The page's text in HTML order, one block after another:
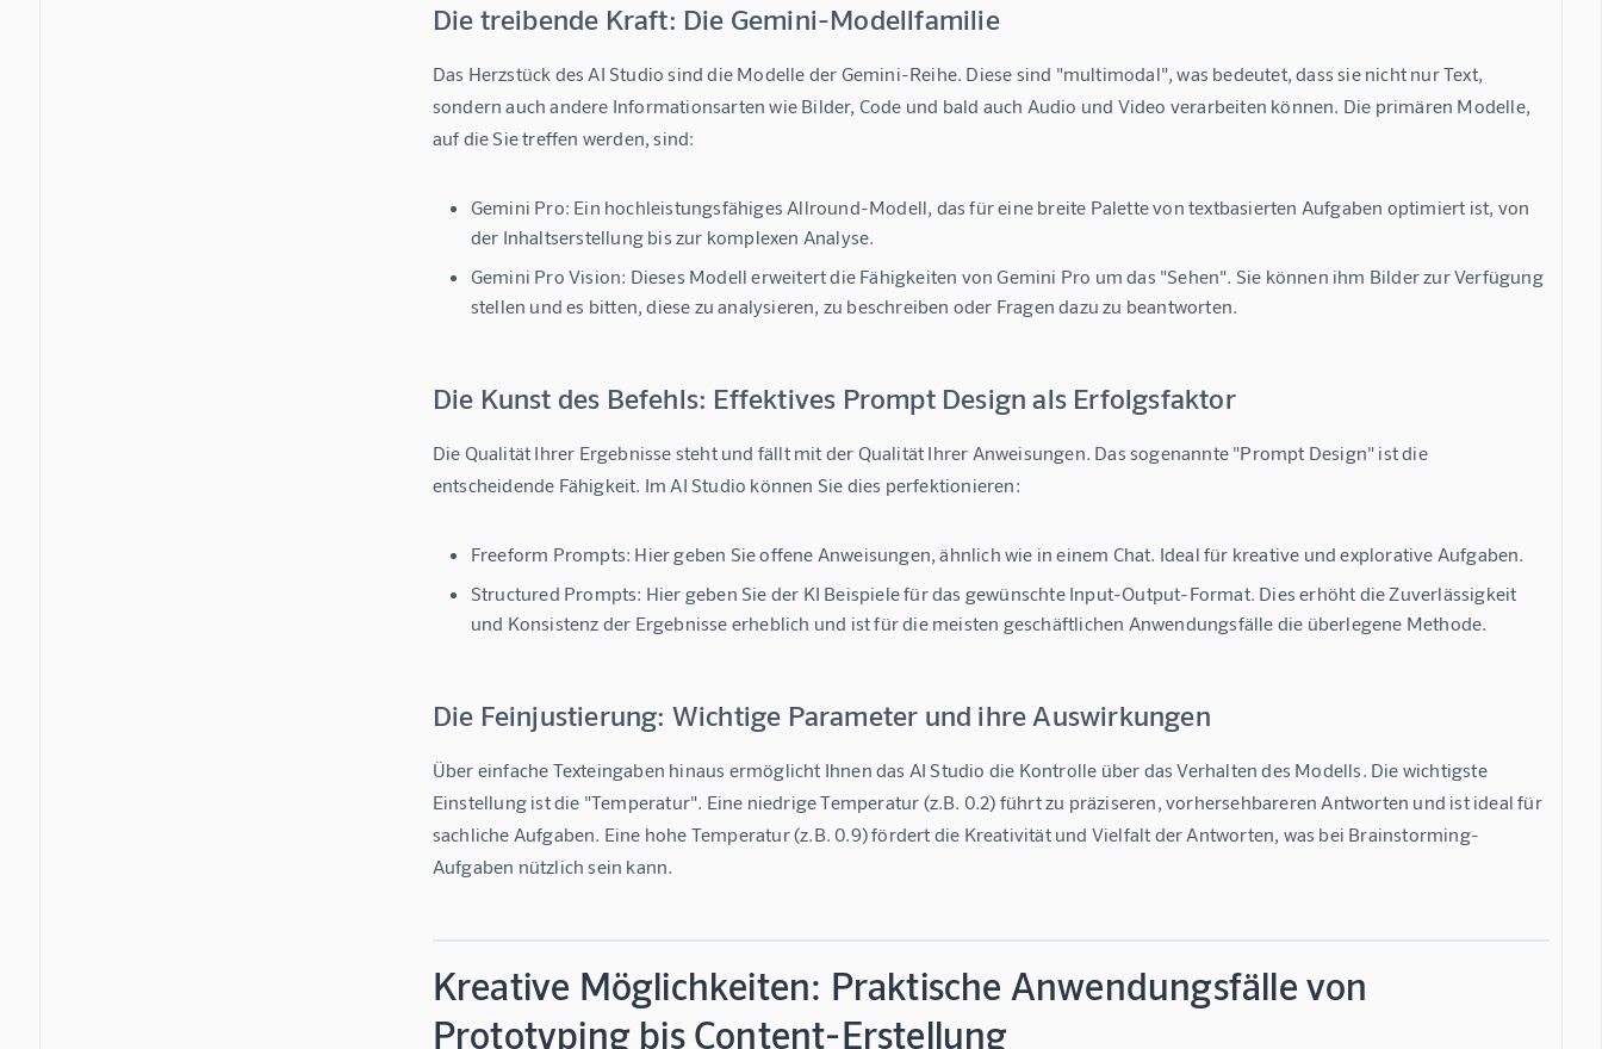
Die treibende Kraft: Die Gemini-Modellfamilie
Das Herzstück des AI Studio sind die Modelle der Gemini-Reihe. Diese sind "multimodal", was bedeutet, dass sie nicht nur Text,
sondern auch andere Informationsarten wie Bilder, Code und bald auch Audio und Video verarbeiten können. Die primären Modelle,
auf die Sie treffen werden, sind:
Gemini Pro: Ein hochleistungsfähiges Allround-Modell, das für eine breite Palette von textbasierten Aufgaben optimiert ist, von
der Inhaltserstellung bis zur komplexen Analyse.
Gemini Pro Vision: Dieses Modell erweitert die Fähigkeiten von Gemini Pro um das "Sehen". Sie können ihm Bilder zur Verfügung
stellen und es bitten, diese zu analysieren, zu beschreiben oder Fragen dazu zu beantworten.
Die Kunst des Befehls: Effektives Prompt Design als Erfolgsfaktor
Die Qualität Ihrer Ergebnisse steht und fällt mit der Qualität Ihrer Anweisungen. Das sogenannte "Prompt Design" ist die
entscheidende Fähigkeit. Im AI Studio können Sie dies perfektionieren:
Freeform Prompts: Hier geben Sie offene Anweisungen, ähnlich wie in einem Chat. Ideal für kreative und explorative Aufgaben.
Structured Prompts: Hier geben Sie der KI Beispiele für das gewünschte Input-Output-Format. Dies erhöht die Zuverlässigkeit
und Konsistenz der Ergebnisse erheblich und ist für die meisten geschäftlichen Anwendungsfälle die überlegene Methode.
Die Feinjustierung: Wichtige Parameter und ihre Auswirkungen
Über einfache Texteingaben hinaus ermöglicht Ihnen das AI Studio die Kontrolle über das Verhalten des Modells. Die wichtigste
Einstellung ist die "Temperatur". Eine niedrige Temperatur (z.B. 0.2) führt zu präziseren, vorhersehbareren Antworten und ist ideal für
sachliche Aufgaben. Eine hohe Temperatur (z.B. 0.9) fördert die Kreativität und Vielfalt der Antworten, was bei Brainstorming-
Aufgaben nützlich sein kann.
Kreative Möglichkeiten: Praktische Anwendungsfälle von
Prototyping bis Content-Erstellung